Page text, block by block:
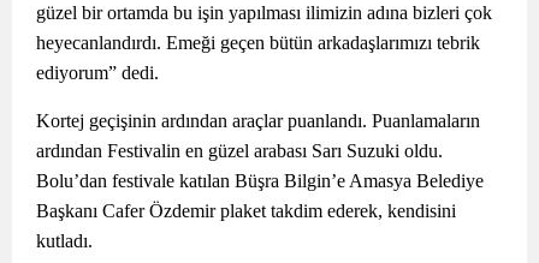
güzel bir ortamda bu işin yapılması ilimizin adına bizleri çok
heyecanlandırdı. Emeği geçen bütün arkadaşlarımızı tebrik
ediyorum” dedi.
Kortej geçişinin ardından araçlar puanlandı. Puanlamaların
ardından Festivalin en güzel arabası Sarı Suzuki oldu.
Bolu’dan festivale katılan Büşra Bilgin’e Amasya Belediye
Başkanı Cafer Özdemir plaket takdim ederek, kendisini
kutladı.